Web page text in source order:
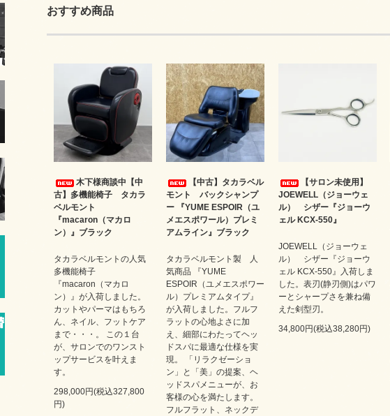
おすすめ商品
木下様商談中【中
古】多機能椅子 タカラ
ベルモント
『macaron（マカロ
ン）』ブラック
タカラベルモントの人気
多機能椅子
『macaron（マカロ
ン）』が入荷しました。
カットやパーマはもちろ
ん、ネイル、フットケア
まで・・・。 この１台
が、サロンでのワンスト
ップサービスを叶えま
す。
298,000円(税込327,800
円)
【中古】タカラベル
モント バックシャンプ
ー 『YUME ESPOIR（ユ
メエスポワール）プレミ
アムライン』ブラック
タカラベルモント製 人
気商品 『YUME
ESPOIR（ユメエスポワー
ル）プレミアムタイプ』
が入荷しました。フルフ
ラットの心地よさに加
え、細部にわたってヘッ
ドスパに最適な仕様を実
現。 「リラクゼーショ
ン」と「美」の提案、ヘ
ッドスパメニューが、お
客様の心を満たします。
フルフラット、ネックデ
【サロン未使用】
JOEWELL（ジョーウェ
ル） シザー『ジョーウ
ェル KCX-550』
JOEWELL（ジョーウェ
ル） シザー『ジョーウ
ェル KCX-550』入荷しま
した。表刃(静刃側)はパワ
ーとシャープさを兼ね備
えた剣型刃。
34,800円(税込38,280円)